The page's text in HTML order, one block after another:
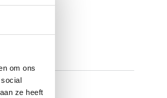
om ons
ze heeft